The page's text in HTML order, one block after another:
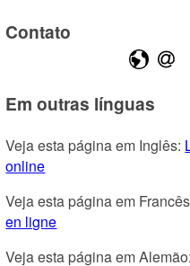
Contato
Em outras línguas
Veja esta página em Inglês:
online
Veja esta página em
en ligne
Veja esta página em Alemão: